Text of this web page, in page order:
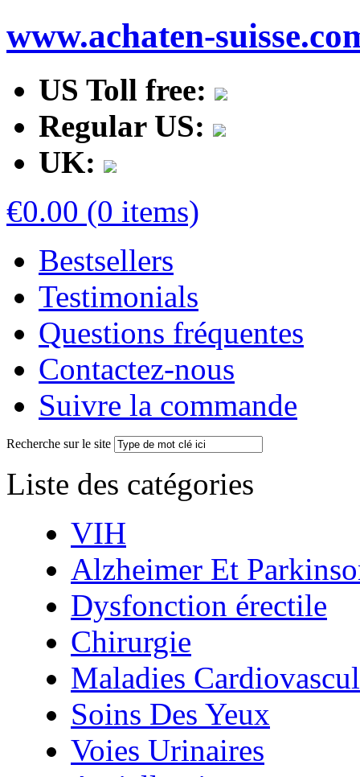
www.achaten-
US Toll free:
Regular US:
UK:
€0.00 (0 items)
Bestsellers
Testimonials
Questions fréquentes
Contactez-nous
Suivre la commande
Recherche sur le site
Liste des catégories
VIH
Alzheimer Et
Dysfonction érectile
Chirurgie
Maladies
Soins Des Yeux
Voies Urinaires